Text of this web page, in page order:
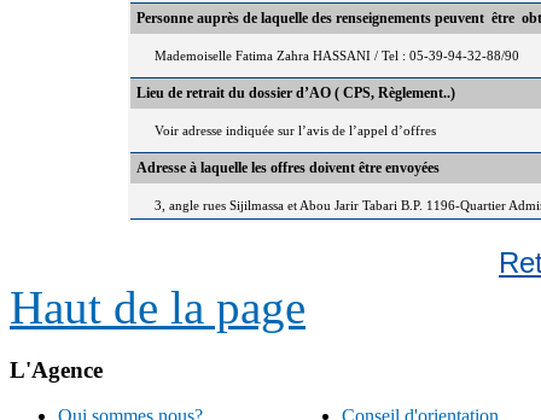
Personne auprès de laquelle des renseignements peuvent être
Mademoiselle Fatima Zahra HASSANI / Tel : 05-39-94-32-88/90
Lieu de retrait du dossier d’AO ( CPS, Règlement..)
Voir adresse indiquée sur l’avis de l’appel d’offres
Adresse à laquelle les offres doivent être envoyées
3, angle rues Sijilmassa et Abou Jarir Tabari B.P. 1196-Quartier
Haut de la page
L'Agence